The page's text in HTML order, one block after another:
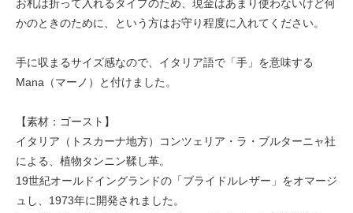
お札は折って入れるタイプのため、現金はあまり使わないけど何
かのときのために、という方はお守り程度に入れてください。
手に収まるサイズ感なので、イタリア語で「手」を意味する
Mana（マーノ）と付けました。
【素材：ゴースト】
イタリア（トスカーナ地方）コンツェリア・ラ・ブルターニャ社
による、植物タンニン鞣し革。
19世紀オールドイングランドの「ブライドルレザー」をオマージ
ュし、1973年に開発されました。